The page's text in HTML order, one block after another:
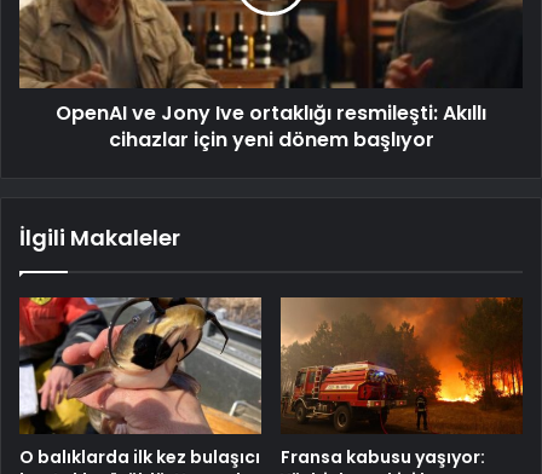
OpenAI ve Jony Ive ortaklığı resmileşti: Akıllı
cihazlar için yeni dönem başlıyor
İlgili Makaleler
O balıklarda ilk kez bulaşıcı
Fransa kabusu yaşıyor: